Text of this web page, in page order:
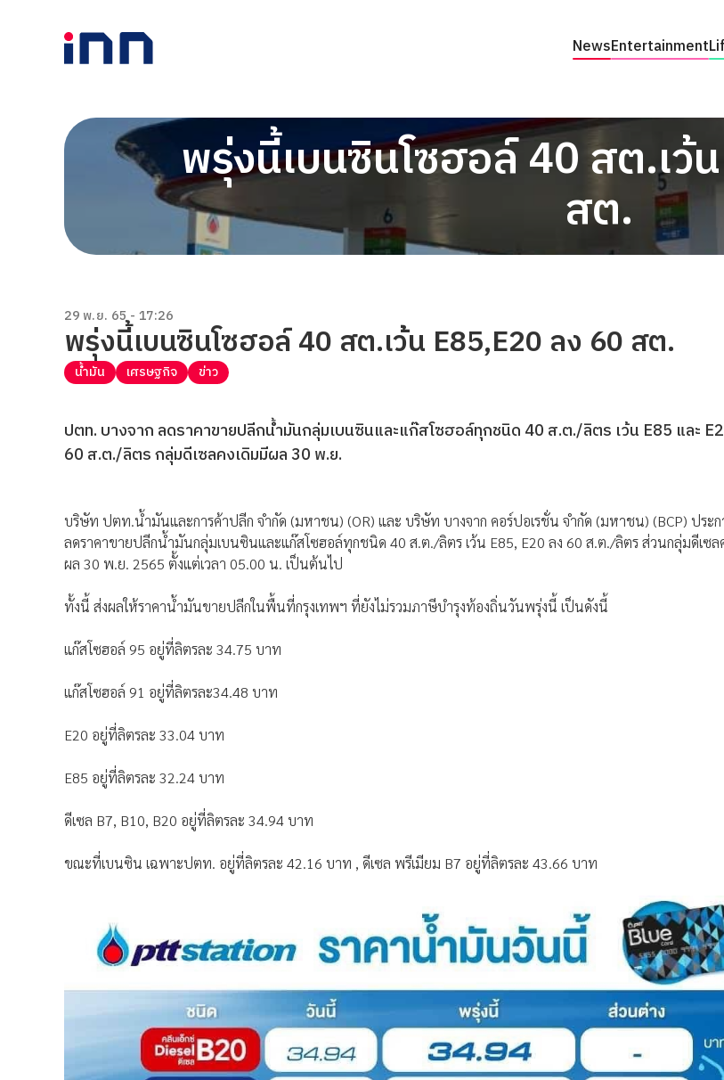
NewsEntertainment
พรุ่งนี้เบนซินโซฮอล์ 40 สต.เว้
สต.
29 พ.ย. 65 - 17:26
พรุ่งนี้เบนซินโซฮอล์ 40 สต.เว้น E85,E20 ลง 60 สต.
น้ำมัน เศรษฐกิจ ข่าว
ปตท. บางจาก ลดราคาขายปลีกน้ำมันกลุ่มเบนซินและแก๊สโซฮอล์ทุกชนิด 40 ส.ต./ลิตร เว้น E85 และ
60 ส.ต./ลิตร กลุ่มดีเซลคงเดิมมีผล 30 พ.ย.
บริษัท ปตท.น้ำมันและการค้าปลีก จำกัด (มหาชน) (OR) และ บริษัท บางจาก คอร์ปอเรชั่น จำกัด (มหาชน) (BCP) ประ
ลดราคาขายปลีกน้ำมันกลุ่มเบนซินและแก๊สโซฮอล์ทุกชนิด 40 ส.ต./ลิตร เว้น E85, E20 ลง 60 ส.ต./ลิตร ส่วนกลุ่มดีเซล
ผล 30 พ.ย. 2565 ตั้งแต่เวลา 05.00 น. เป็นต้นไป
ทั้งนี้ ส่งผลให้ราคาน้ำมันขายปลีกในพื้นที่กรุงเทพฯ ที่ยังไม่รวมภาษีบำรุงท้องถิ่นวันพรุ่งนี้ เป็นดังนี้
แก๊สโซฮอล์ 95 อยู่ที่ลิตรละ 34.75 บาท
แก๊สโซฮอล์ 91 อยู่ที่ลิตรละ34.48 บาท
E20 อยู่ที่ลิตรละ 33.04 บาท
E85 อยู่ที่ลิตรละ 32.24 บาท
ดีเซล B7, B10, B20 อยู่ที่ลิตรละ 34.94 บาท
ขณะที่เบนซิน เฉพาะปตท. อยู่ที่ลิตรละ 42.16 บาท , ดีเซล พรีเมียม B7 อยู่ที่ลิตรละ 43.66 บาท